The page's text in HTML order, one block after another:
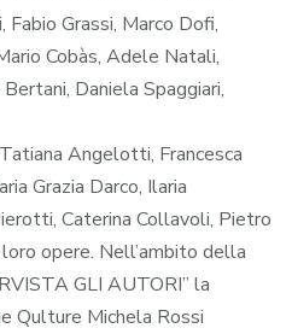
Grassi, Marco Dofi,
Cobàs, Adele Natali,
Daniela Spaggiari,
Angelotti, Francesca
Grazia Darco, Ilaria
Caterina Collavoli, Pietro
opere. Nell’ambito della
GLI AUTORI” la
Qulture Michela Rossi